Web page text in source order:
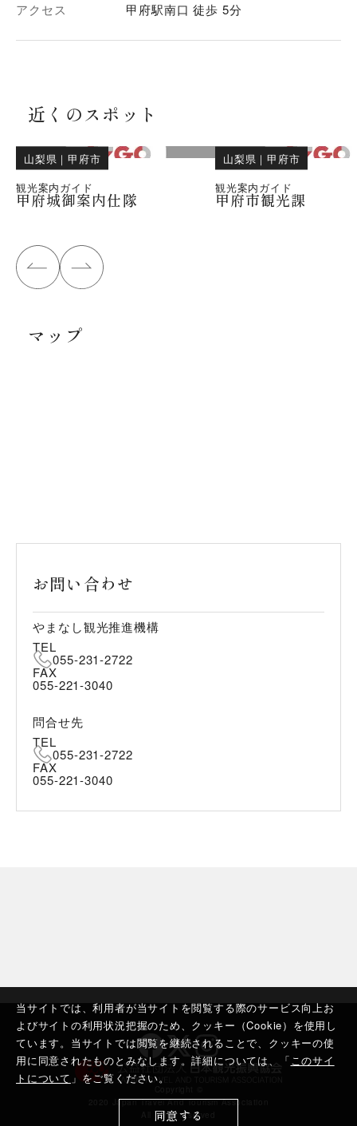
当サイトでは、利用者が当サイトを閲覧する際のサービス向上お
よびサイトの利用状況把握のため、クッキー（Cookie）を使用し
ています。当サイトでは閲覧を継続されることで、クッキーの使
用に同意されたものとみなします。詳細については、「このサイ
トについて 」をご覧ください。
同意する
アクセス 甲府駅南口 徒歩 5分
近くのスポット
山梨県 ｜甲府市
観光案内ガイド
甲府城御案内仕隊
山梨県 ｜甲府市
観光案内ガイド
甲府市観光課
マップ
お問い合わせ
やまなし観光推進機構
TEL
055-231-2722
FAX
055-221-3040
問合せ先
TEL
055-231-2722
FAX
055-221-3040
2020 Japan Travel And Tourism Association
All rights reserved